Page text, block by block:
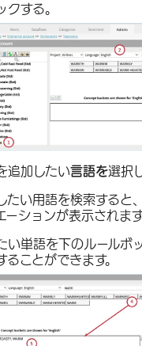
クする。
追加したい言語を選択
たい用語を検索すると
ーションが表示されます
い単語を下のルールボ
ることができます。